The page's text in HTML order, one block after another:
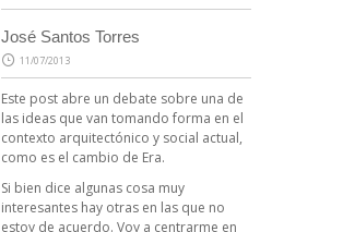
José Santos Torres
11/07/2013
Este post abre un debate sobre una de
las ideas que van tomando forma en el
contexto arquitectónico y social actual,
como es el cambio de Era.
Si bien dice algunas cosa muy
interesantes hay otras en las que no
estoy de acuerdo. Voy a centrarme en